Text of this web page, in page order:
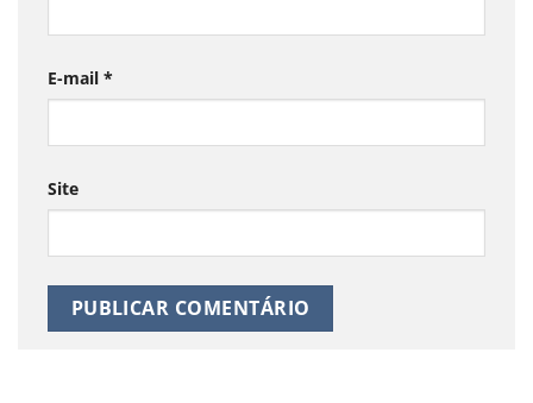
E-mail *
Site